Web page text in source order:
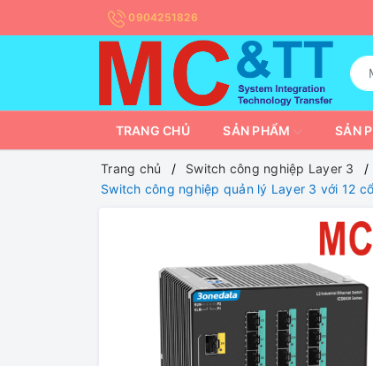
0904251826
TRANG CHỦ SẢN PHẨM SẢN
Trang chủ
Switch công nghiệp Layer 3
Switch công nghiệp quản lý Layer 3 với 12